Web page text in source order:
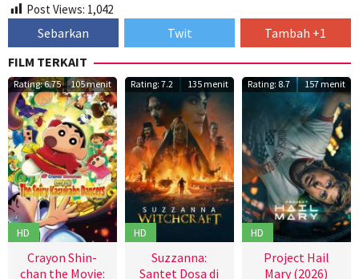
Post Views: 1,042
Sebarkan Twit
Tambah +1
FILM TERKAIT
Rating: 6.75 105 menit
HD
Crayon Shin-
chan the Movie:
Rating: 7.2 135 menit
HD
Suzzanna:
Santet Dosa di
Rating: 8.7 157 menit
HD
Project Hail
Mary (2026)